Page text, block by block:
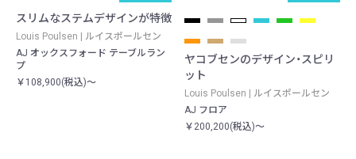
スリムなステムデザインが特徴
Louis Poulsen | ルイスポールセン
AJ オックスフォード テーブルラン
プ
￥108,900(税込)～
ヤコブセンのデザイン・スピリ
ット
Louis Poulsen | ルイスポールセン
AJ フロア
￥200,200(税込)～